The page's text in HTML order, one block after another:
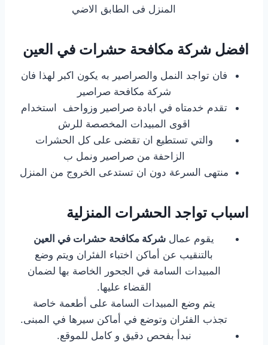
المنزل فى الطابق الاضي
افضل شركة مكافحة حشرات في العين
فان تواجد النمل والصراصير به يكون اكبر لهذا فان
شركة مكافحة صراصير
تقدم خدمتاه في ابادة صراصير وزواحف استخدام
اقوى المبيدات المخصصة للرش
والتي تستطيع ان تقضى على كل الحشرات
الزاحفة من صراصير ونمل ب
منتهى السرعة دون ان تستدعى الخروج من المنزل
اسباب تواجد الحشرات المنزلية
يقوم عمال شركة مكافحة حشرات في العين
بالتنقيب عن أماكن اختباء الفئران ويتم وضع
المبيدات السامة في الجحور الخاصة بها لضمان
القضاء عليها.
يتم وضع المبيدات السامة على أطعمة خاصة
تجذب الفئران وتوضع في أماكن سيرها في المبنى.
نبدأ بفحص دقيق و كامل للموقع.